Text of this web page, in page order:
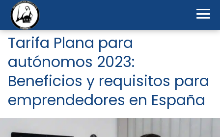
Tarifa Plana para
autónomos 2023:
Beneficios y requisitos para
emprendedores en España